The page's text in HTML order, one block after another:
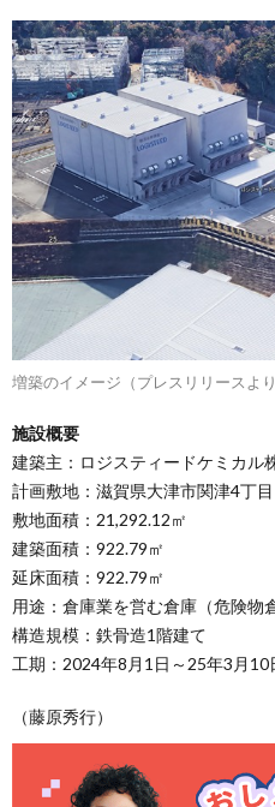
増築のイメージ（プレスリリースより
施設概要
建築主：ロジスティードケミカル
計画敷地：滋賀県大津市関津4丁目
敷地面積：21,292.12㎡
建築面積：922.79㎡
延床面積：922.79㎡
用途：倉庫業を営む倉庫（危険物
構造規模：鉄骨造1階建て
工期：2024年8月1日～25年3月10
（藤原秀行）